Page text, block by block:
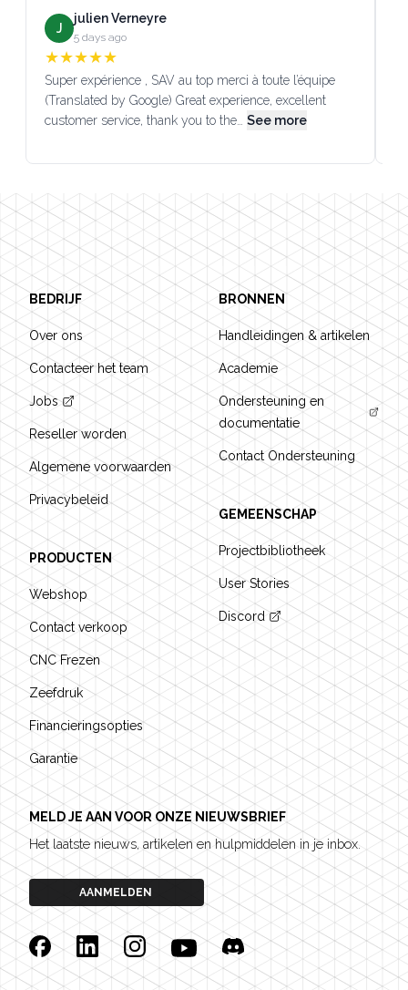
J
julien Verneyre
5 days ago
★★★★★
Super expérience , SAV au top merci à toute l’équipe
(Translated by Google) Great experience, excellent
customer service, thank you to the…
See more
Footer
BEDRIJF
Over ons
Contacteer het team
Jobs
Reseller worden
Algemene voorwaarden
Privacybeleid
PRODUCTEN
Webshop
Contact verkoop
CNC Frezen
Zeefdruk
Financieringsopties
Garantie
BRONNEN
Handleidingen & artikelen
Academie
Ondersteuning en
documentatie
Contact Ondersteuning
GEMEENSCHAP
Projectbibliotheek
User Stories
Discord
MELD JE AAN VOOR ONZE NIEUWSBRIEF
Het laatste nieuws, artikelen en hulpmiddelen in je inbox.
AANMELDEN
FacebookLinkedinInstagramYouTubeDiscord